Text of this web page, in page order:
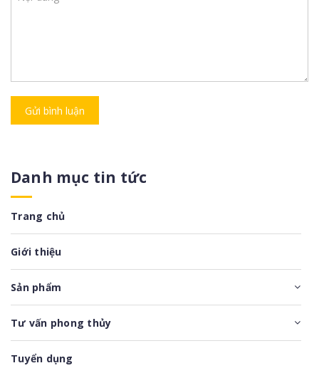
Gửi bình luận
Danh mục tin tức
Trang chủ
Giới thiệu
Sản phẩm
Tư vấn phong thủy
Tuyển dụng